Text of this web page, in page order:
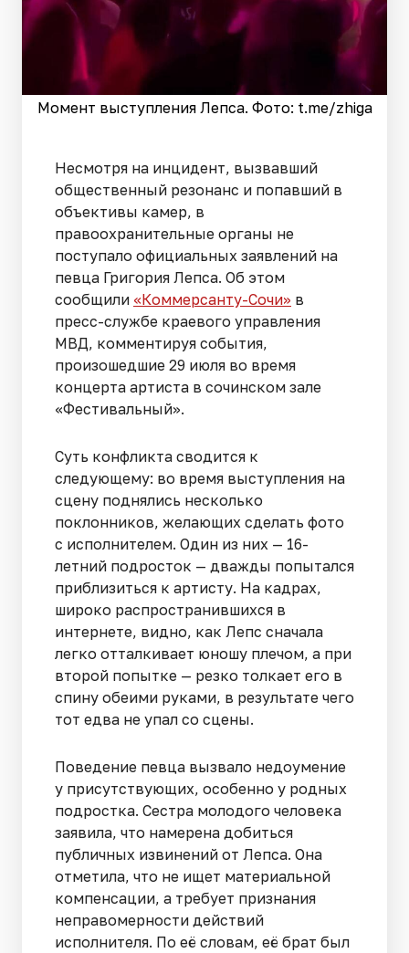
Момент выступления Лепса. Фото: t.me/zhiga
Несмотря на инцидент, вызвавший
общественный резонанс и попавший в
объективы камер, в
правоохранительные органы не
поступало официальных заявлений на
певца Григория Лепса. Об этом
сообщили «Коммерсанту-Сочи» в
пресс-службе краевого управления
МВД, комментируя события,
произошедшие 29 июля во время
концерта артиста в сочинском зале
«Фестивальный».
Суть конфликта сводится к
следующему: во время выступления на
сцену поднялись несколько
поклонников, желающих сделать фото
с исполнителем. Один из них — 16-
летний подросток — дважды попытался
приблизиться к артисту. На кадрах,
широко распространившихся в
интернете, видно, как Лепс сначала
легко отталкивает юношу плечом, а при
второй попытке — резко толкает его в
спину обеими руками, в результате чего
тот едва не упал со сцены.
Поведение певца вызвало недоумение
у присутствующих, особенно у родных
подростка. Сестра молодого человека
заявила, что намерена добиться
публичных извинений от Лепса. Она
отметила, что не ищет материальной
компенсации, а требует признания
неправомерности действий
исполнителя. По её словам, её брат был